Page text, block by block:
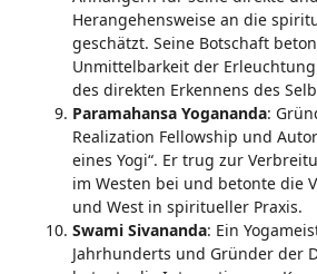
Herangehensweise an die
geschätzt. Seine Botschaft
Unmittelbarkeit der
des direkten Erkennens des
Paramahansa Yogananda:
Realization Fellowship und
eines Yogi“. Er trug zur
im Westen bei und betonte die
und West in spiritueller Praxis.
Swami Sivananda: Ein
Jahrhunderts und Gründer der